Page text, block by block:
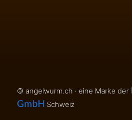
© angelwurm.ch · eine Marke der
GmbH Schweiz